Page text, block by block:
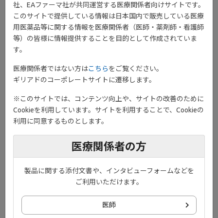
3.寛解導入試験で臨床的寛解/改善がみら
れた患者を対象とした寛解維持試験にお
いても、臨床症状の改善が認められまし
た。（Week58時点での臨床的寛解）
Biologic-Naïve又はBiologic-Experiencedの寛解導入試験を
改善（MCS改善）のいずれかを達成した患者を対象とした
寛解維持試験において、主要評価項目（検証的評価項目）
であるWeek58時点での臨床的寛解率（EBS寛解率）
ジセレカ200mg群でジセレカ200mgからのプラセボ切替え
群より有意に高く、ジセレカ200mg群のプラセボ切替え群
に対する優越性が検証されました（p＜0.0001、寛解維持試
験ベースライン時の経口全身性副腎皮質ステロイド又は免
疫調節剤の併用有無、及び寛解導入試験における参加コホ
社、EAファーマ社が共同運営する医療関係者向けサイトです。
このサイトで提供している情報は日本国内で販売している医療
用医薬品等に関する情報を医療関係者（医師・薬剤師・看護師
等）の皆様に情報提供することを目的として作成されていま
す。
医療関係者ではない方はこちらをご覧ください。
ギリアドのコーポレートサイトに遷移します。
※このサイトでは、コンテンツ向上や、サイトの改善のために
Cookieを利用しています。サイトを利用することで、Cookieの
利用に同意するものとします。
医療関係者の方
製品に関する添付文書や、インタビューフォームなどを
ご利用いただけます。
医師